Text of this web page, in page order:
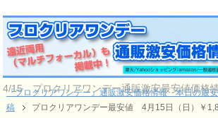
4/15 プロクリアワンデー通販激安最安値価格
『プロクリアワンデー』通販激安価格情報 本日の最
稿
プロクリアワンデー最安値 4月15日（日）￥